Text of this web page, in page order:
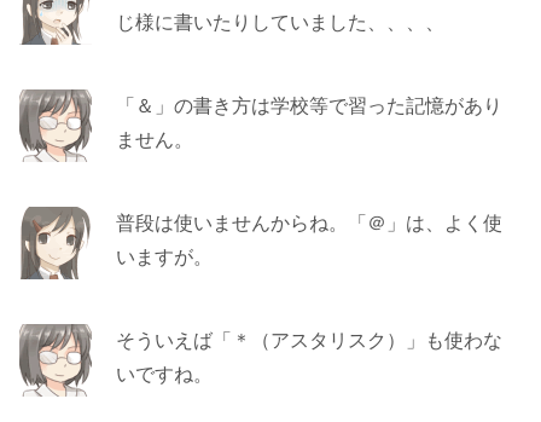
じ様に書いたりしていました、、、、
「＆」の書き方は学校等で習った記憶があり
ません。
普段は使いませんからね。「＠」は、よく使
いますが。
そういえば「＊（アスタリスク）」も使わな
いですね。